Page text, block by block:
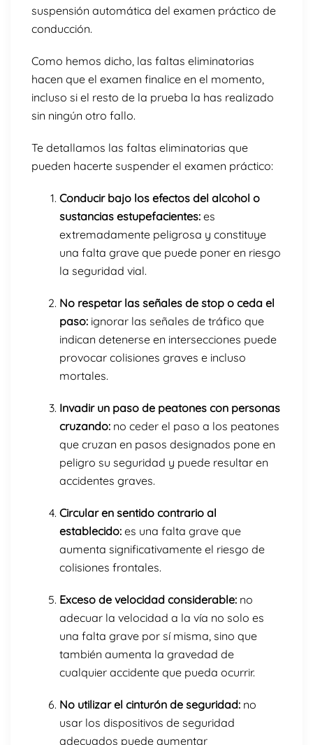
suspensión automática del examen práctico de
conducción.
Como hemos dicho, las faltas eliminatorias
hacen que el examen finalice en el momento,
incluso si el resto de la prueba la has realizado
sin ningún otro fallo.
Te detallamos las faltas eliminatorias que
pueden hacerte suspender el examen práctico:
Conducir bajo los efectos del alcohol o
sustancias estupefacientes: es
extremadamente peligrosa y constituye
una falta grave que puede poner en riesgo
la seguridad vial.
No respetar las señales de stop o ceda el
paso: ignorar las señales de tráfico que
indican detenerse en intersecciones puede
provocar colisiones graves e incluso
mortales.
Invadir un paso de peatones con personas
cruzando: no ceder el paso a los peatones
que cruzan en pasos designados pone en
peligro su seguridad y puede resultar en
accidentes graves.
Circular en sentido contrario al
establecido: es una falta grave que
aumenta significativamente el riesgo de
colisiones frontales.
Exceso de velocidad considerable: no
adecuar la velocidad a la vía no solo es
una falta grave por sí misma, sino que
también aumenta la gravedad de
cualquier accidente que pueda ocurrir.
No utilizar el cinturón de seguridad: no
usar los dispositivos de seguridad
adecuados puede aumentar